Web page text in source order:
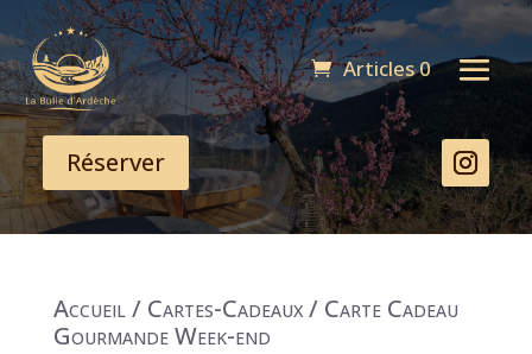
Articles 0
Réserver
Accueil/ Cartes-Cadeaux/ Carte Cadeau
Gourmande Week-end